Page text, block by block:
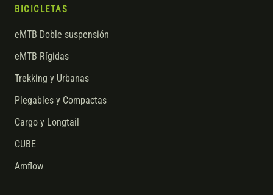
BICICLETAS
eMTB Doble suspensión
eMTB Rígidas
Trekking y Urbanas
Plegables y Compactas
Cargo y Longtail
CUBE
Amflow